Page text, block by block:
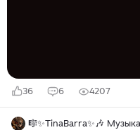
36 6 4207
🎼✨TinaBarra✨🎶